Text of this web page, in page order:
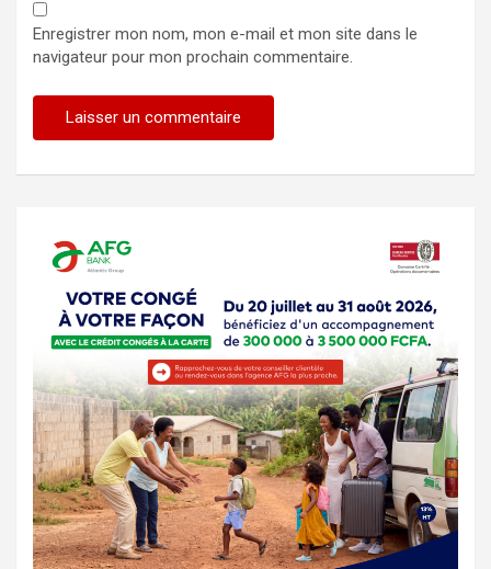
Enregistrer mon nom, mon e-mail et mon site dans le
navigateur pour mon prochain commentaire.